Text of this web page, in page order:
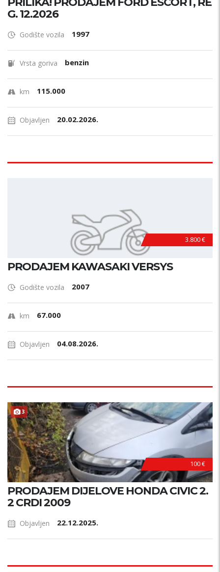
G. 12.2026
Godište vozila 1997
Vrsta goriva benzin
km 115.000
Objavljen 20.02.2026.
3.800 €
PRODAJEM KAWASAKI VERSYS
Godište vozila 2007
km 67.000
Objavljen 04.08.2026.
3
100 €
PRODAJEM DIJELOVE HONDA CIVIC 2.
2 CRDI 2009
Objavljen 22.12.2025.